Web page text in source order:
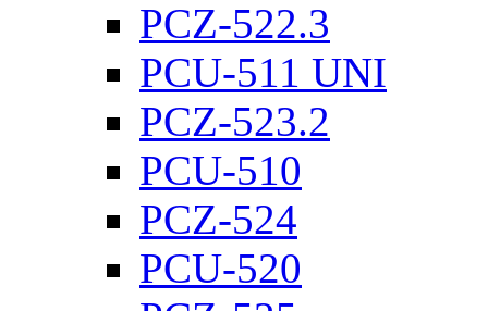
PCZ-522.3
PCU-511 UNI
PCZ-523.2
PCU-510
PCZ-524
PCU-520